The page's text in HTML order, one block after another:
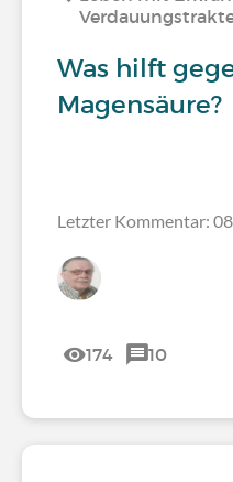
Was hilft
Magensäure?
Letzter Kommentar:
174 10